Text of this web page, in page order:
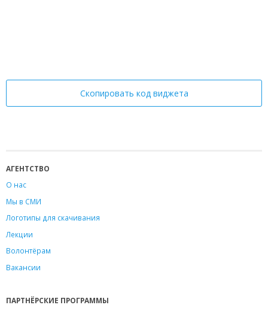
Скопировать код виджета
АГЕНТСТВО
О нас
Мы в СМИ
Логотипы для скачивания
Лекции
Волонтёрам
Вакансии
ПАРТНЁРСКИЕ ПРОГРАММЫ